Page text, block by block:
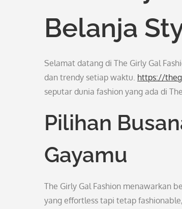
Belanja
Selamat datang di The Girly Gal
dan trendy setiap waktu. https://
seputar dunia fashion yang ada di
Pilihan
Gayamu
The Girly Gal Fashion menawarkan
yang effortless tapi tetap